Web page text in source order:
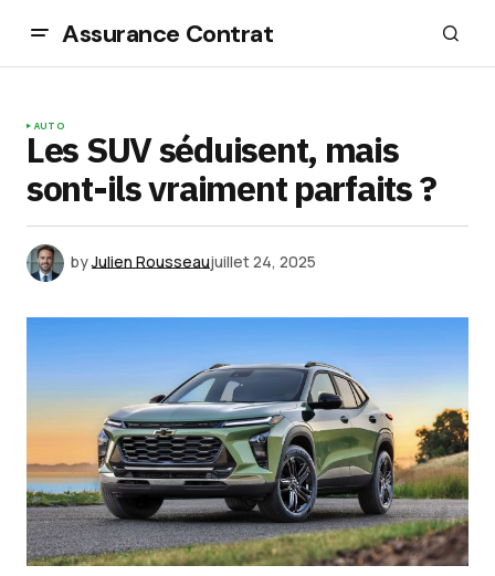
Assurance Contrat
AUTO
Les SUV séduisent, mais
sont-ils vraiment parfaits ?
byJulien Rousseaujuillet 24, 2025